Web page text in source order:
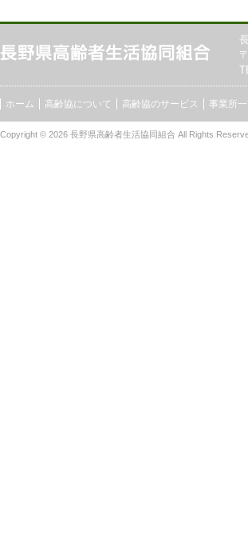
ホーム 高齢協について 高齢協のサービス 事業所
Copyright © 2026 長野県高齢者生活協同組合 All Rights